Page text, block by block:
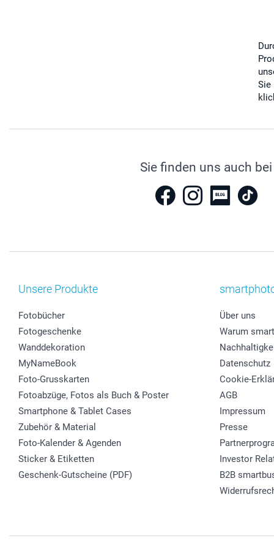
Sie
Sie finden uns auch bei
Unsere Produkte
Fotobücher
Fotogeschenke
Wanddekoration
MyNameBook
Foto-Grusskarten
Fotoabzüge, Fotos als Buch & Poster
Smartphone & Tablet Cases
Zubehör & Material
Foto-Kalender & Agenden
Sticker & Etiketten
Geschenk-Gutscheine (PDF)
Über uns
Warum
Datenschutz
Cookie-
AGB
Impressum
Presse
Investor
B2B